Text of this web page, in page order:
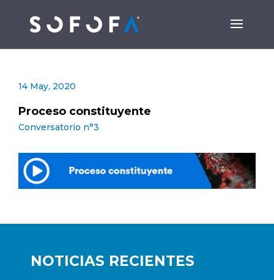
NOTICIAS RECIENTES
14 May, 2020
Proceso constituyente
Conversatorio n°3